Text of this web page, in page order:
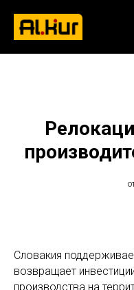
Словакия
возвращает
производства на